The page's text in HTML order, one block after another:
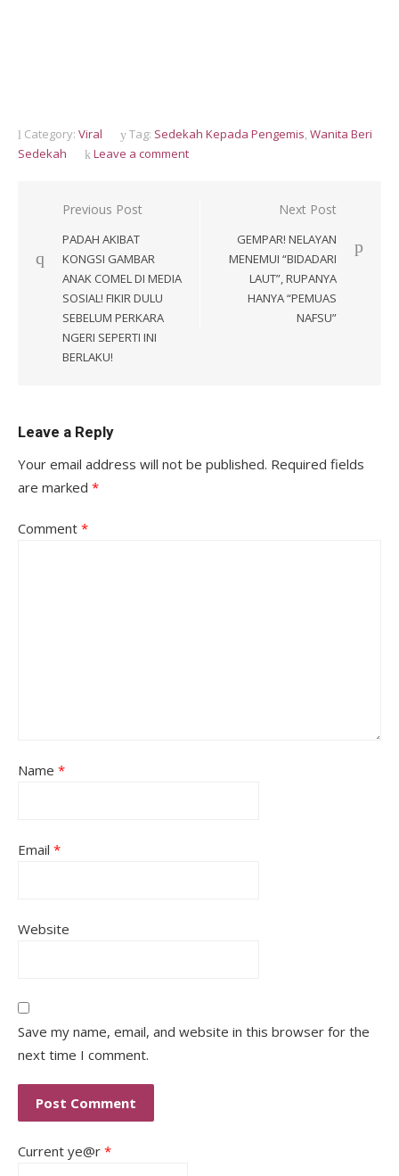
Category: Viral Tag: Sedekah Kepada Pengemis,Wanita Beri
Sedekah
Leave a comment
Post
navigation
Previous Post
PADAH AKIBAT
KONGSI GAMBAR
ANAK COMEL DI MEDIA
SOSIAL! FIKIR DULU
SEBELUM PERKARA
NGERI SEPERTI INI
BERLAKU!
Next Post
GEMPAR! NELAYAN
MENEMUI “BIDADARI
LAUT”, RUPANYA
HANYA “PEMUAS
NAFSU”
Leave a Reply
Your email address will not be published. Required fields
are marked *
Comment *
Name *
Email *
Website
Save my name, email, and website in this browser for the
next time I comment.
Current ye@r *